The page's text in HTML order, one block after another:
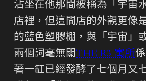
沾坐在他那間被稱為「宇宙
店裡，但這間店的外觀更像
的藍色塑膠棚，與「宇宙」
兩個詞毫無關THE R3 寓所
著一缸已經發酵了七個月又